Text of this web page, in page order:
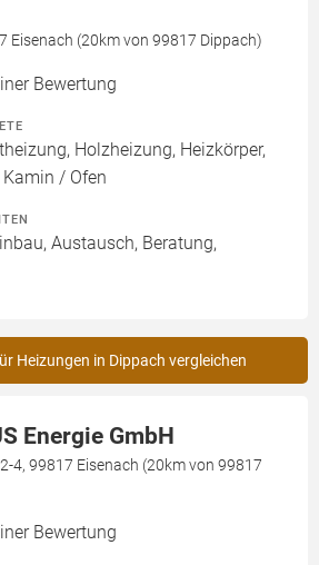
Eisenach (20km von 99817 Dippach)
Bewertung
Holzheizung, Heizkörper,
/ Ofen
Austausch, Beratung,
Heizungen in Dippach vergleichen
Energie GmbH
4, 99817 Eisenach (20km von 99817
Bewertung